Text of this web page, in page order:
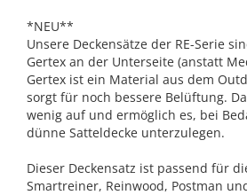
*NEU**
Unsere Deckensätze der RE-Serie
Gertex an der Unterseite (anstatt
Gertex ist ein Material aus dem
sorgt für noch bessere Belüftung.
wenig auf und ermöglich es, bei
dünne Satteldecke unterzulegen.
Dieser Deckensatz ist passend für
Smartreiner, Reinwood, Postman